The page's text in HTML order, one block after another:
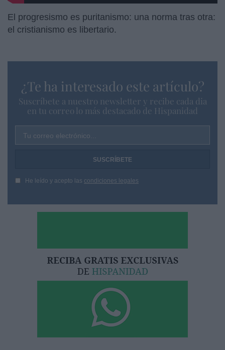
El progresismo es puritanismo: una norma tras otra:
el cristianismo es libertario.
¿Te ha interesado este artículo?
Suscríbete a nuestro newsletter y recibe cada dia
en tu correo lo más destacado de Hispanidad
Tu correo electrónico...
He leído y acepto las condiciones legales